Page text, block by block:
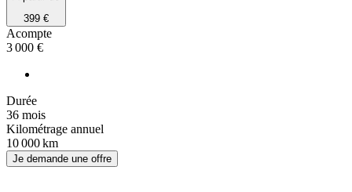
399 €
Acompte
3 000 €
Durée
36 mois
Kilométrage annuel
10 000 km
Je demande une offre